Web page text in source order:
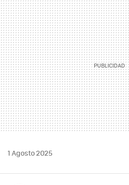
1 Agosto 2025